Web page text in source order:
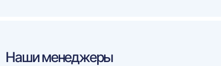
Наши менеджеры